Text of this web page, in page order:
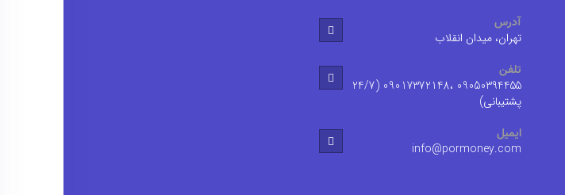
آدرس
تهران، میدان انقلاب
تلفن
09050394455 ،09017372148 (24/7
پشتیبانی)
ایمیل
info@pormoney.com